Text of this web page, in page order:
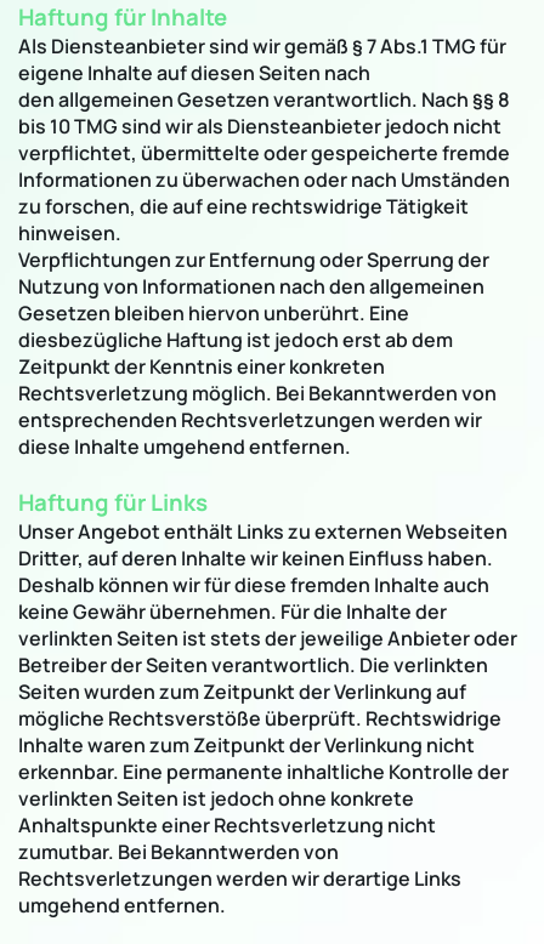
Haftung für Inhalte
Als Diensteanbieter sind wir gemäß § 7 Abs.1 TMG für
eigene Inhalte auf diesen Seiten nach
den allgemeinen Gesetzen verantwortlich. Nach §§ 8
bis 10 TMG sind wir als Diensteanbieter jedoch nicht
verpflichtet, übermittelte oder gespeicherte fremde
Informationen zu überwachen oder nach Umständen
zu forschen, die auf eine rechtswidrige Tätigkeit
hinweisen.
Verpflichtungen zur Entfernung oder Sperrung der
Nutzung von Informationen nach den allgemeinen
Gesetzen bleiben hiervon unberührt. Eine
diesbezügliche Haftung ist jedoch erst ab dem
Zeitpunkt der Kenntnis einer konkreten
Rechtsverletzung möglich. Bei Bekanntwerden von
entsprechenden Rechtsverletzungen werden wir
diese Inhalte umgehend entfernen.
Haftung für Links
Unser Angebot enthält Links zu externen Webseiten
Dritter, auf deren Inhalte wir keinen Einfluss haben.
Deshalb können wir für diese fremden Inhalte auch
keine Gewähr übernehmen. Für die Inhalte der
verlinkten Seiten ist stets der jeweilige Anbieter oder
Betreiber der Seiten verantwortlich. Die verlinkten
Seiten wurden zum Zeitpunkt der Verlinkung auf
mögliche Rechtsverstöße überprüft. Rechtswidrige
Inhalte waren zum Zeitpunkt der Verlinkung nicht
erkennbar. Eine permanente inhaltliche Kontrolle der
verlinkten Seiten ist jedoch ohne konkrete
Anhaltspunkte einer Rechtsverletzung nicht
zumutbar. Bei Bekanntwerden von
Rechtsverletzungen werden wir derartige Links
umgehend entfernen.